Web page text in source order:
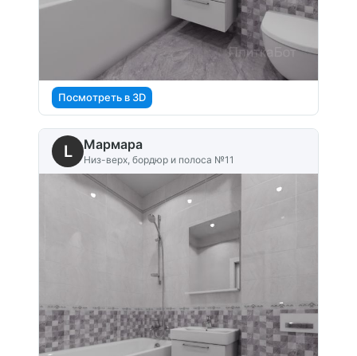
Посмотреть в 3D
L Мармара
Низ-верх, бордюр и полоса №11